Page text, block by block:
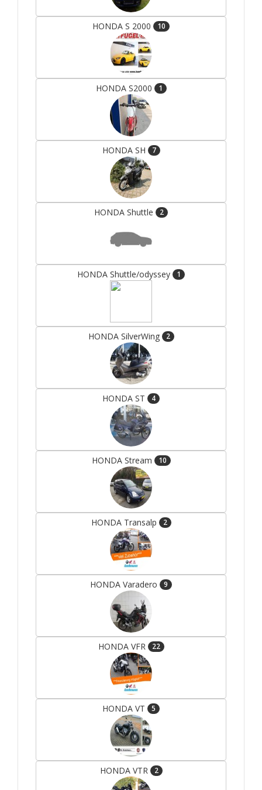
HONDA S 2000 10
HONDA S2000 1
HONDA SH 7
HONDA Shuttle 2
HONDA Shuttle/odyssey 1
HONDA SilverWing 2
HONDA ST 4
HONDA Stream 10
HONDA Transalp 2
HONDA Varadero 9
HONDA VFR 22
HONDA VT 5
HONDA VTR 2